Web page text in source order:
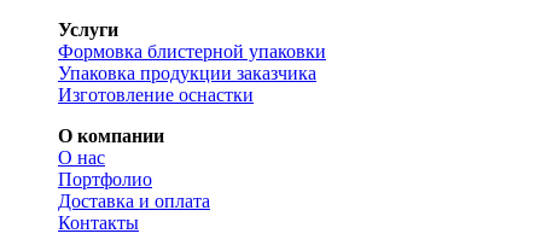
Услуги
Формовка блистерной упаковки
Упаковка продукции заказчика
Изготовление оснастки
О компании
О нас
Портфолио
Доставка и оплата
Контакты